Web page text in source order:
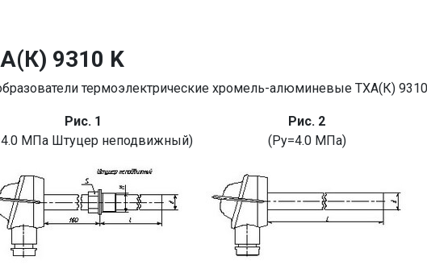
9310 K
термоэлектрические хромель-алюминевые ТХА(К)
Рис. 1
МПа Штуцер неподвижный)
Рис. 2
(Ру=4.0 МПа)